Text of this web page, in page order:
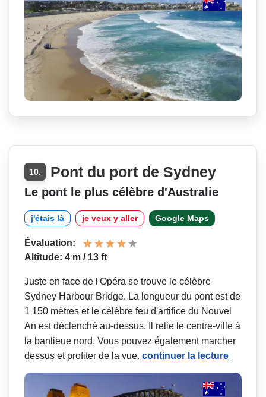
10. Pont du port de Sydney
Le pont le plus célèbre d'Australie
j'étais là je veux y aller Google Maps
Évaluation:
Altitude: 4 m / 13 ft
Juste en face de l'Opéra se trouve le célèbre
Sydney Harbour Bridge. La longueur du pont est de
1 150 mètres et le célèbre feu d'artifice du Nouvel
An est déclenché au-dessus. Il relie le centre-ville à
la banlieue nord. Vous pouvez également marcher
dessus et profiter de la vue. continuer la lecture